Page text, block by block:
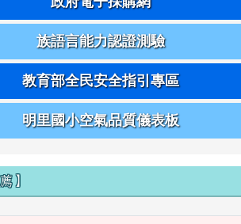
族語言能力認證測驗
教育部全民安全指引專區
明里國小空氣品質儀表板
】